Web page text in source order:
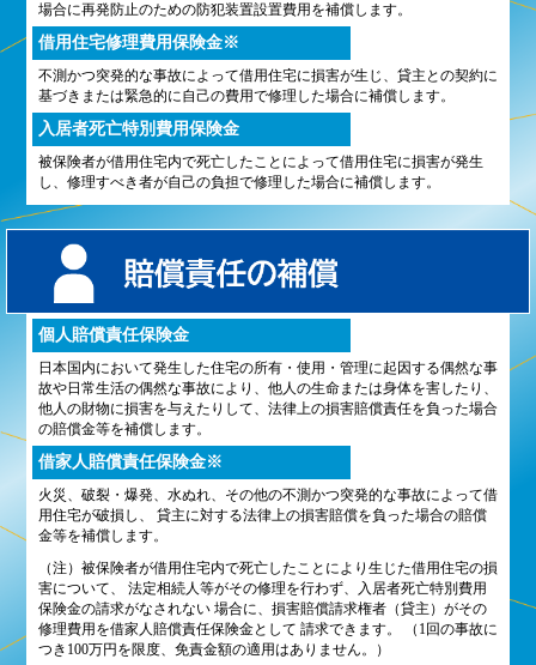
場合に再発防止のための防犯装置設置費用を補償します。
借用住宅修理費用保険金※
不測かつ突発的な事故によって借用住宅に損害が生じ、貸主との契約に
基づきまたは緊急的に自己の費用で修理した場合に補償します。
入居者死亡特別費用保険金
被保険者が借用住宅内で死亡したことによって借用住宅に損害が発生
し、修理すべき者が自己の負担で修理した場合に補償します。
個人賠償責任保険金
日本国内において発生した住宅の所有・使用・管理に起因する偶然な事
故や日常生活の偶然な事故により、他人の生命または身体を害したり、
他人の財物に損害を与えたりして、法律上の損害賠償責任を負った場合
の賠償金等を補償します。
借家人賠償責任保険金※
火災、破裂・爆発、水ぬれ、その他の不測かつ突発的な事故によって借
用住宅が破損し、 貸主に対する法律上の損害賠償を負った場合の賠償
金等を補償します。
（注）被保険者が借用住宅内で死亡したことにより生じた借用住宅の損
害について、 法定相続人等がその修理を行わず、入居者死亡特別費用
保険金の請求がなされない 場合に、損害賠償請求権者（貸主）がその
修理費用を借家人賠償責任保険金として 請求できます。 （1回の事故に
つき100万円を限度、免責金額の適用はありません。）